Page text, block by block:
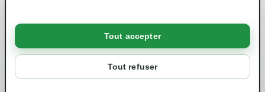
Tout accepter
Tout refuser
Politique de confidentialité RGPD
Votre compte